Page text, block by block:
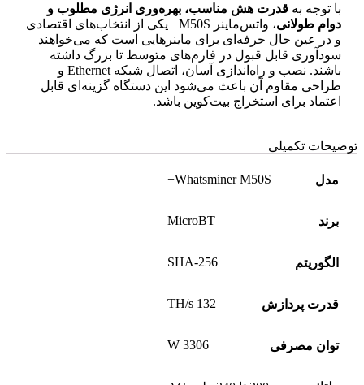
با توجه به قدرت هش مناسب، بهره‌وری انرژی مطلوب و
دوام طولانی
، واتس‌ماینر M50S+ یکی از انتخاب‌های اقتصادی
و در عین حال حرفه‌ای برای ماینرهایی است که می‌خواهند
سودآوری قابل قبول در فارم‌های متوسط تا بزرگ داشته
باشند. نصب و راه‌اندازی آسان، اتصال شبکه Ethernet و
طراحی مقاوم آن باعث می‌شود این دستگاه گزینه‌ای قابل
اعتماد برای استخراج بیت‌کوین باشد.
توضیحات تکمیلی
مدل Whatsminer M50S+
برند MicroBT
الگوریتم SHA-256
قدرت پردازش 132 TH/s
توان مصرفی 3306 W